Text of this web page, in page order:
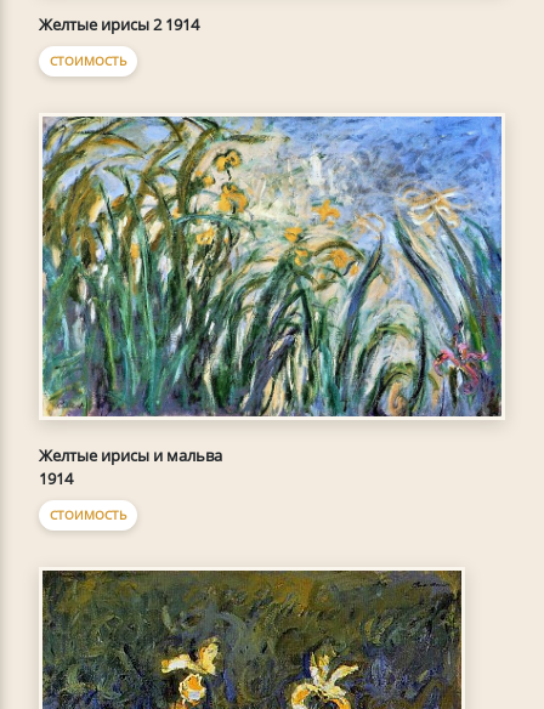
Желтые ирисы 2 1914
СТОИМОСТЬ
Желтые ирисы и мальва
1914
СТОИМОСТЬ